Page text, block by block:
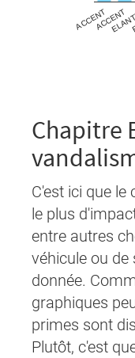
Chapitre
C'est ici que
le plus
entre autres
véhicule ou de
donnée.
graphiques
primes sont
Plutôt, c'est